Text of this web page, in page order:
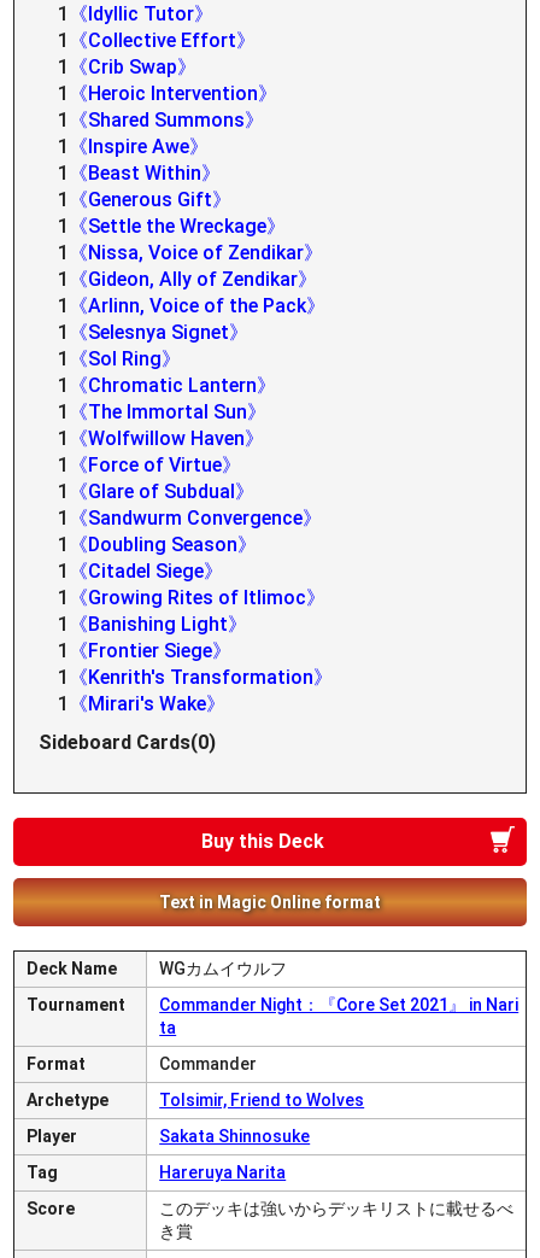
1
《Idyllic Tutor》
1
《Collective Effort》
1
《Crib Swap》
1
《Heroic Intervention》
1
《Shared Summons》
1
《Inspire Awe》
1
《Beast Within》
1
《Generous Gift》
1
《Settle the Wreckage》
1
《Nissa, Voice of Zendikar》
1
《Gideon, Ally of Zendikar》
1
《Arlinn, Voice of the Pack》
1
《Selesnya Signet》
1
《Sol Ring》
1
《Chromatic Lantern》
1
《The Immortal Sun》
1
《Wolfwillow Haven》
1
《Force of Virtue》
1
《Glare of Subdual》
1
《Sandwurm Convergence》
1
《Doubling Season》
1
《Citadel Siege》
1
《Growing Rites of Itlimoc》
1
《Banishing Light》
1
《Frontier Siege》
1
《Kenrith's Transformation》
1
《Mirari's Wake》
Sideboard Cards(0)
Buy this Deck
Text in Magic Online format
Deck Name
WGカムイウルフ
Tournament
Commander Night：『Core Set 2021』 in Nari
ta
Format
Commander
Archetype
Tolsimir, Friend to Wolves
Player
Sakata Shinnosuke
Tag
Hareruya Narita
Score
このデッキは強いからデッキリストに載せるべ
き賞